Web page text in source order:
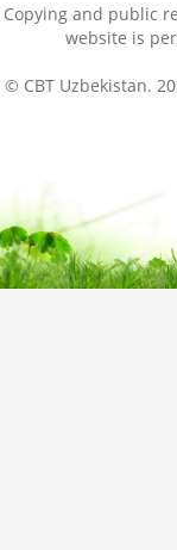
Copying and public
website is
© CBT Uzbekistan.